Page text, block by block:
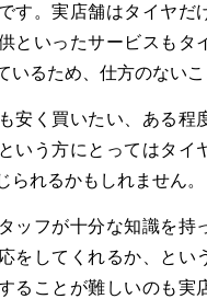
す。実店舗はタイヤだ
といったサービスもタ
いるため、仕方のないこ
安く買いたい、ある程
いう方にとってはタイ
られるかもしれません。
ッフが十分な知識を持
をしてくれるか、とい
ることが難しいのも実